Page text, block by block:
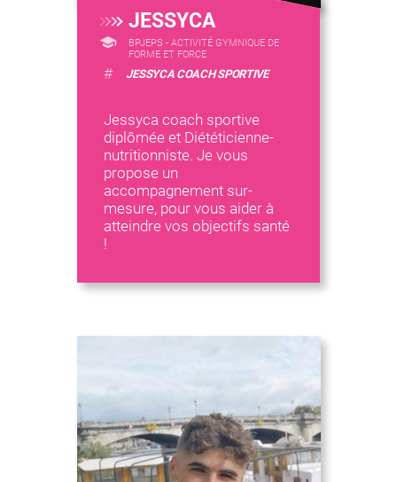
JESSYCA
BPJEPS - ACTIVITÉ GYMNIQUE DE
FORME ET FORCE
# JESSYCA COACH SPORTIVE
Jessyca coach sportive
diplômée et Diététicienne-
nutritionniste. Je vous
propose un
accompagnement sur-
mesure, pour vous aider à
atteindre vos objectifs santé
!